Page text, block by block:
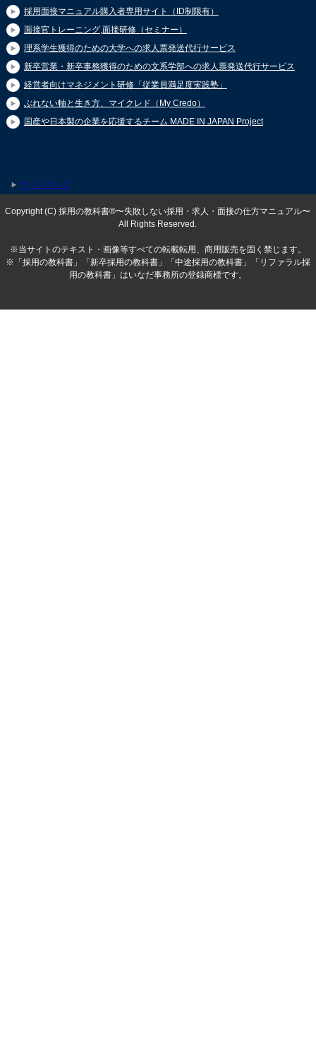
採用面接マニュアル購入者専用サイト（ID制限有）
面接官トレーニング,面接研修（セミナー）
理系学生獲得のための大学への求人票発送代行サービス
新卒営業・新卒事務獲得のための文系学部への求人票発送代行サービス
経営者向けマネジメント研修「従業員満足度実践塾」
ぶれない軸と生き方、マイクレド（My Credo）
国産や日本製の企業を応援するチーム MADE IN JAPAN Project
サイトマップ
Copyright (C) 採用の教科書®〜失敗しない採用・求人・面接の仕方マニュアル〜
All Rights Reserved.
※当サイトのテキスト・画像等すべての転載転用、商用販売を固く禁じます。
※「採用の教科書」「新卒採用の教科書」「中途採用の教科書」「リファラル採
用の教科書」はいなだ事務所の登録商標です。